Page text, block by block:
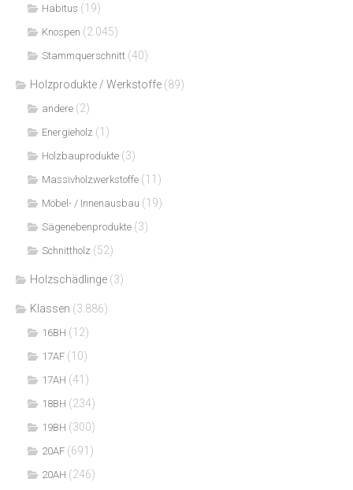
Habitus (19)
Knospen (2.045)
Stammquerschnitt (40)
Holzprodukte / Werkstoffe (89)
andere (2)
Energieholz (1)
Holzbauprodukte (3)
Massivholzwerkstoffe (11)
Möbel- / Innenausbau (19)
Sägenebenprodukte (3)
Schnittholz (52)
Holzschädlinge (3)
Klassen (3.886)
16BH (12)
17AF (10)
17AH (41)
18BH (234)
19BH (300)
20AF (691)
20AH (246)